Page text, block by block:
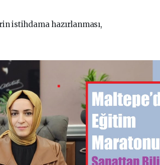
istihdama hazırlanması,